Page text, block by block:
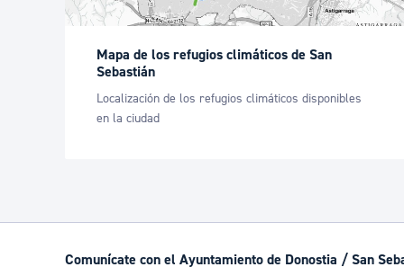
Mapa de los refugios climáticos de San
Sebastián
Localización de los refugios climáticos disponibles
en la ciudad
Comunícate con el Ayuntamiento de Donostia / San